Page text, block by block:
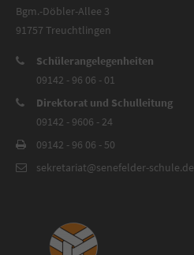
Bgm.-Döbler-Allee 3
91757 Treuchtlingen
Schülerangelegenheiten
09142 - 96 06 - 01
Direktorat und Schulleitung
09142 - 9606 - 24
09142 - 96 06 - 50
sekretariat@senefelder-schule.de